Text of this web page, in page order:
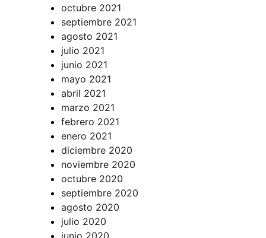
octubre 2021
septiembre 2021
agosto 2021
julio 2021
junio 2021
mayo 2021
abril 2021
marzo 2021
febrero 2021
enero 2021
diciembre 2020
noviembre 2020
octubre 2020
septiembre 2020
agosto 2020
julio 2020
junio 2020